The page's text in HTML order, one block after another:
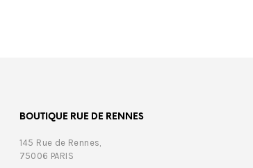
BOUTIQUE RUE DE RENNES
145 Rue de Rennes,
75006 PARIS